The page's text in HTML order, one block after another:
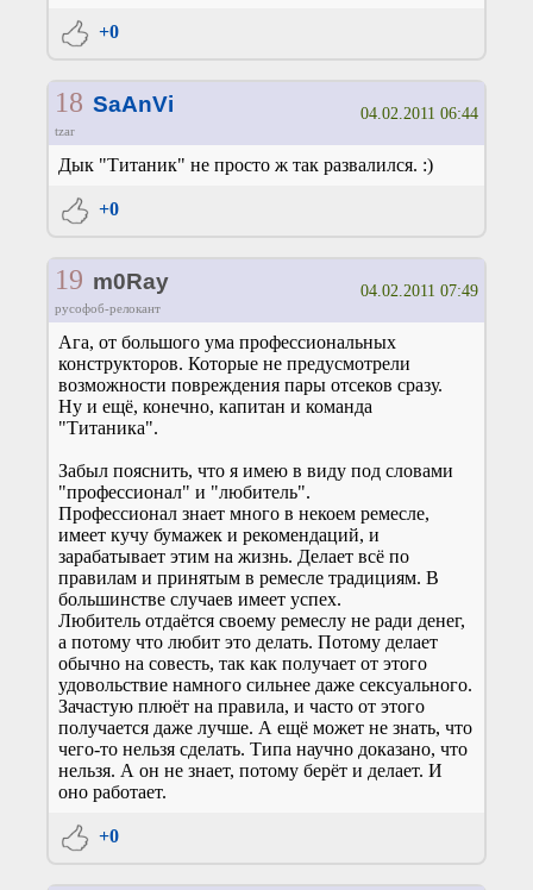
+0
18 SaAnVi
tzar
04.02.2011 06:44
Дык "Титаник" не просто ж так развалился. :)
+0
19 m0Ray
русофоб-релокант
04.02.2011 07:49
Ага, от большого ума профессиональных
конструкторов. Которые не предусмотрели
возможности повреждения пары отсеков сразу.
Ну и ещё, конечно, капитан и команда
"Титаника".
Забыл пояснить, что я имею в виду под словами
"профессионал" и "любитель".
Профессионал знает много в некоем ремесле,
имеет кучу бумажек и рекомендаций, и
зарабатывает этим на жизнь. Делает всё по
правилам и принятым в ремесле традициям. В
большинстве случаев имеет успех.
Любитель отдаётся своему ремеслу не ради денег,
а потому что любит это делать. Потому делает
обычно на совесть, так как получает от этого
удовольствие намного сильнее даже сексуального.
Зачастую плюёт на правила, и часто от этого
получается даже лучше. А ещё может не знать, что
чего-то нельзя сделать. Типа научно доказано, что
нельзя. А он не знает, потому берёт и делает. И
оно работает.
+0